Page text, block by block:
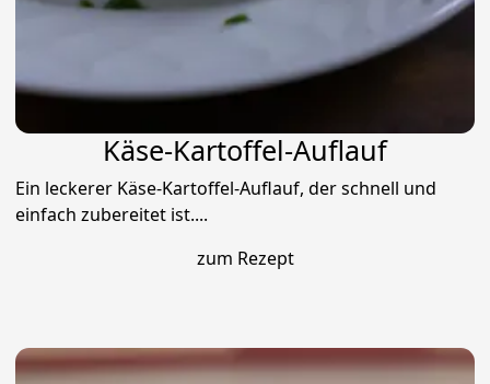
Käse-Kartoffel-Auflauf
Ein leckerer Käse-Kartoffel-Auflauf, der schnell und
einfach zubereitet ist....
zum Rezept